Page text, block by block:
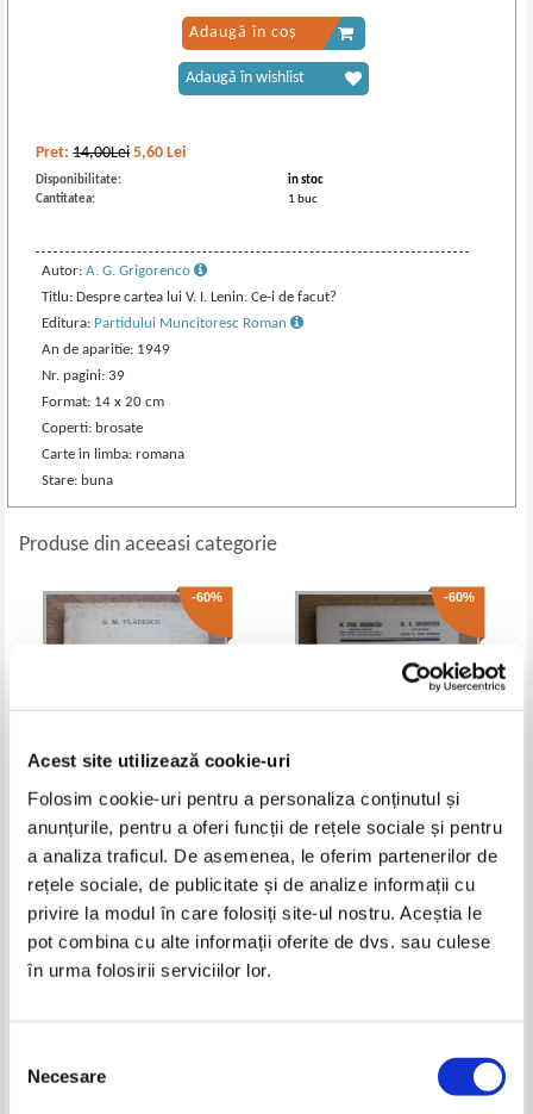
Acest site utilizează cookie-uri
Folosim cookie-uri pentru a personaliza conținutul și
anunțurile, pentru a oferi funcții de rețele sociale și pentru
a analiza traficul. De asemenea, le oferim partenerilor de
rețele sociale, de publicitate și de analize informații cu
privire la modul în care folosiți site-ul nostru. Aceștia le
pot combina cu alte informații oferite de dvs. sau culese
în urma folosirii serviciilor lor.
consimțământului
Necesare
Pret:14,00Lei 5,60 Lei
Disponibilitate:
in stoc
Cantitatea:
1 buc
Autor:A. G. Grigorenco
Titlu: Despre cartea lui V. I. Lenin. Ce-i de facut?
Editura: Partidului Muncitoresc Roman
An de aparitie: 1949
Nr. pagini: 39
Format: 14 x 20 cm
Coperti: brosate
Carte in limba: romana
Stare: buna
Adaugă în coș
Adaugă în wishlist
Produse din aceeasi categorie
-60%
G. M. Vladescu - Menuetul
16,00Lei 6,40
Adaugă în coș
-60%
State Draganescu - Lichidul
cefalo-rahidian (1932)
Lei
Adaugă în coș